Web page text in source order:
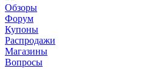
Обзоры
Форум
Купоны
Распродажи
Магазины
Вопросы